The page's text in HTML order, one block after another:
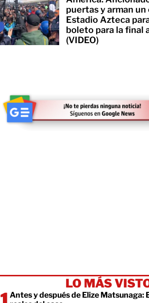
puertas y arman un
Estadio Azteca
boleto para la final
(VIDEO)
LO MÁS
Antes y después de Elize Matsunaga: